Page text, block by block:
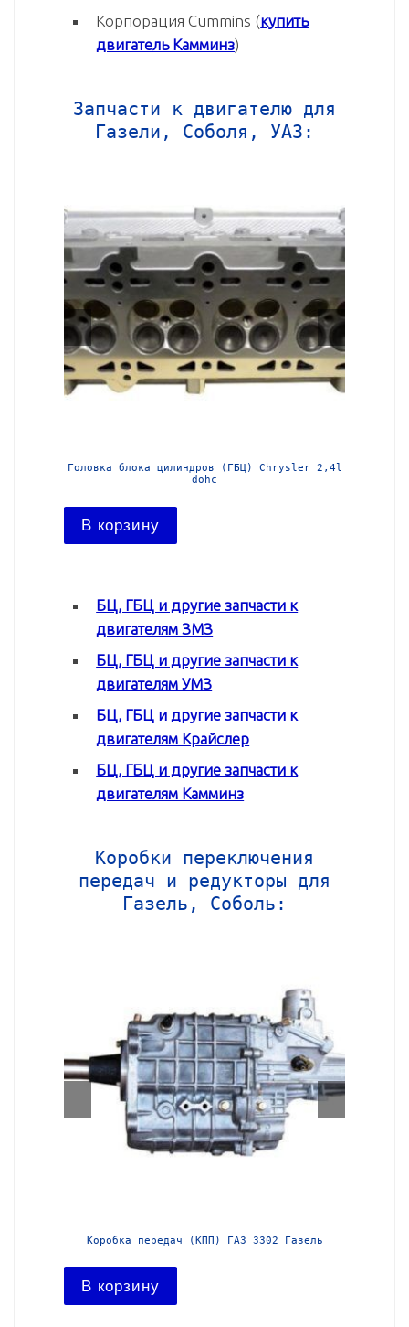
Корпорация Cummins (купить
двигатель Камминз)
Запчасти к двигателю для
Газели, Соболя, УАЗ:
Головка блока цилиндров (ГБЦ) Chrysler 2,4l
dohc
В корзину
БЦ, ГБЦ и другие запчасти к
двигателям ЗМЗ
БЦ, ГБЦ и другие запчасти к
двигателям УМЗ
БЦ, ГБЦ и другие запчасти к
двигателям Крайслер
БЦ, ГБЦ и другие запчасти к
двигателям Камминз
Коробки переключения
передач и редукторы для
Газель, Соболь:
Коробка передач (КПП) ГАЗ 3302 Газель
В корзину